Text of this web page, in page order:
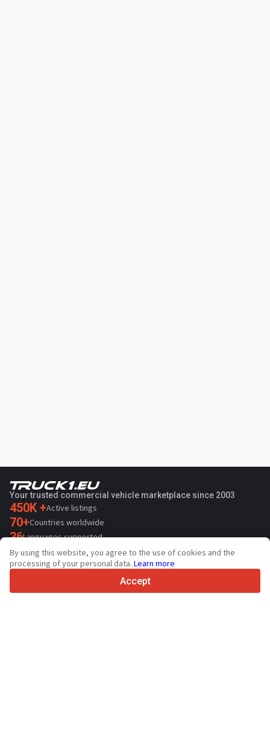
Your trusted commercial vehicle marketplace since 2003
450K +Active listings
70+Countries worldwide
36Languages supported
4.7/5
Trustpilot
By using this website, you agree to the use of cookies and the
processing of your personal data. Learn more
Accept